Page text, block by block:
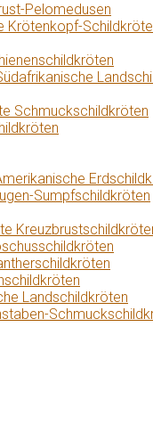
Pelomedusen
Krötenkopf-
Schmuckschildkröten
Sumpfschildkröten
Landschildkröten